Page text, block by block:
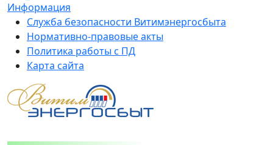
Информация
Служба безопасности Витимэнергосбыта
Нормативно-правовые акты
Политика работы с ПД
Карта сайта